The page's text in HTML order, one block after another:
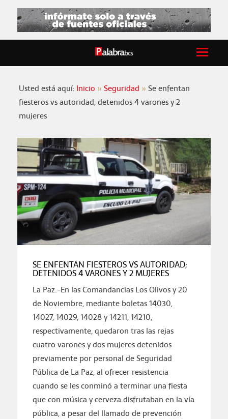
Usted está aquí: Inicio Seguridad
Se enfentan
fiesteros vs autoridad; detenidos 4 varones y 2
mujeres
SE ENFENTAN FIESTEROS VS AUTORIDAD;
DETENIDOS 4 VARONES Y 2 MUJERES
La Paz.-En las Comandancias Los Olivos y 20
de Noviembre, mediante boletas 14030,
14027, 14029, 14028 y 14211, 14210,
respectivamente, quedaron tras las rejas
cuatro varones y dos mujeres detenidos
previamente por personal de Seguridad
Pública de La Paz, al ofrecer resistencia
cuando se les conminó a terminar una fiesta
que con música y cerveza disfrutaban en la vía
pública, a pesar del llamado de prevención